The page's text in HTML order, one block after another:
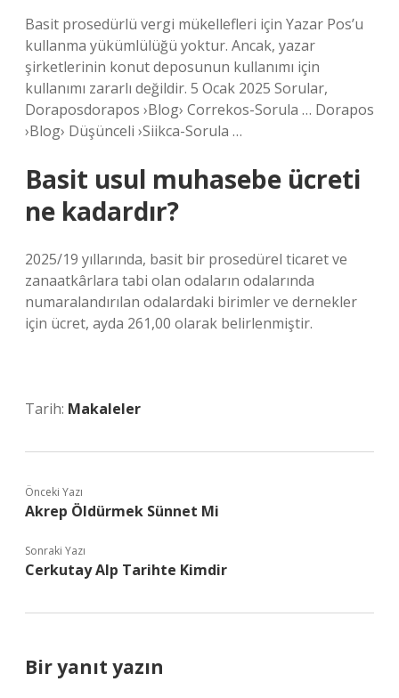
Basit prosedürlü vergi mükellefleri için Yazar Pos’u
kullanma yükümlülüğü yoktur. Ancak, yazar
şirketlerinin konut deposunun kullanımı için
kullanımı zararlı değildir. 5 Ocak 2025 Sorular,
Doraposdorapos ›Blog› Correkos-Sorula … Dorapos
›Blog› Düşünceli ›Siikca-Sorula …
Basit usul muhasebe ücreti
ne kadardır?
2025/19 yıllarında, basit bir prosedürel ticaret ve
zanaatkârlara tabi olan odaların odalarında
numaralandırılan odalardaki birimler ve dernekler
için ücret, ayda 261,00 olarak belirlenmiştir.
Tarih: Makaleler
Önceki Yazı
Akrep Öldürmek Sünnet Mi
Sonraki Yazı
Cerkutay Alp Tarihte Kimdir
Bir yanıt yazın